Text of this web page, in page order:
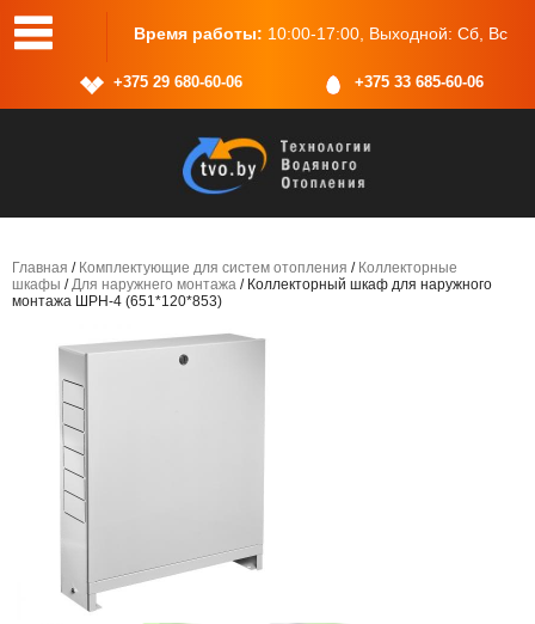
Сб, Вс Адрес:г.Минск, ул.Васнецова, 25, пом.2
+375 29 680-60-06 +375 33 685-60-06
Главная / Комплектующие для систем отопления / Коллекторные
шкафы /Для наружнего монтажа / Коллекторный шкаф для наружного
монтажа ШРН-4 (651*120*853)